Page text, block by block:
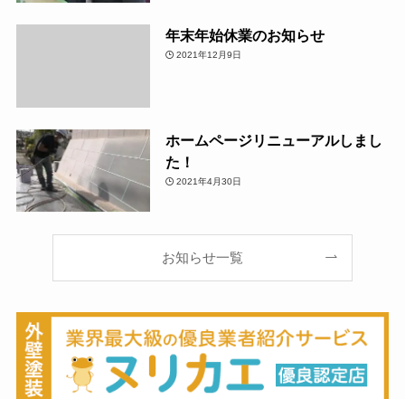
年末年始休業のお知らせ
2021年12月9日
ホームページリニューアルしまし
た！
2021年4月30日
お知らせ一覧